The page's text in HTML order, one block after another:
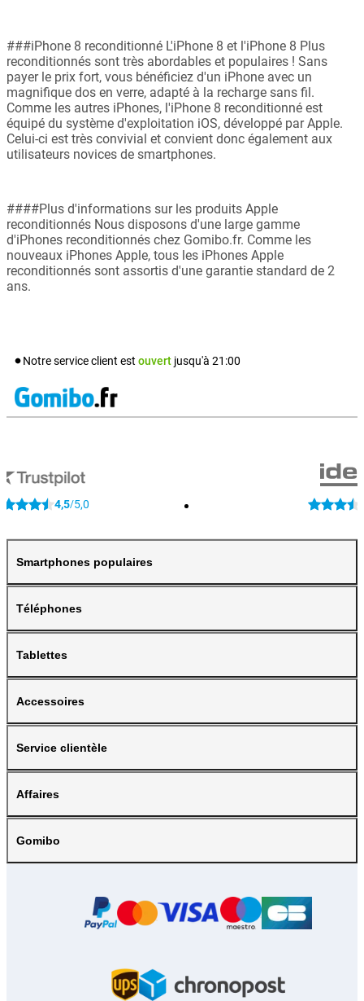
###iPhone 8 reconditionné L'iPhone 8 et l'iPhone 8 Plus
reconditionnés sont très abordables et populaires ! Sans
payer le prix fort, vous bénéficiez d'un iPhone avec un
magnifique dos en verre, adapté à la recharge sans fil.
Comme les autres iPhones, l'iPhone 8 reconditionné est
équipé du système d'exploitation iOS, développé par Apple.
Celui-ci est très convivial et convient donc également aux
utilisateurs novices de smartphones.
####Plus d'informations sur les produits Apple
reconditionnés Nous disposons d'une large gamme
d'iPhones reconditionnés chez Gomibo.fr. Comme les
nouveaux iPhones Apple, tous les iPhones Apple
reconditionnés sont assortis d'une garantie standard de 2
ans.
Notre service client est ouvert jusqu'à 21:00
4,5/5,0
Smartphones populaires
Téléphones
Tablettes
Accessoires
Service clientèle
Affaires
Gomibo